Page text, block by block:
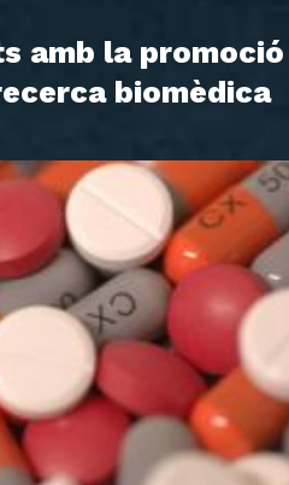
amb la promoció
biomèdica